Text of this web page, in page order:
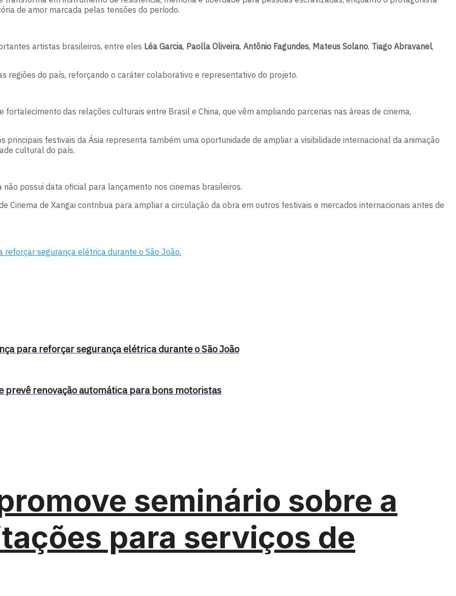
de amor marcada pelas tensões do período.
artistas brasileiros, entre eles Léa Garcia, Paolla Oliveira, Antônio Fagundes, Mateus Solano, Tiago Abravanel,
regiões do país, reforçando o caráter colaborativo e representativo do projeto.
das relações culturais entre Brasil e China, que vêm ampliando parcerias nas áreas de cinema,
principais festivais da Ásia representa também uma oportunidade de ampliar a visibilidade internacional da animação
cultural do país.
possui data oficial para lançamento nos cinemas brasileiros.
Cinema de Xangai contribua para ampliar a circulação da obra em outros festivais e mercados internacionais antes de
segurança elétrica durante o São João.
para reforçar segurança elétrica durante o São João
prevê renovação automática para bons motoristas
seminário sobre a
para serviços de